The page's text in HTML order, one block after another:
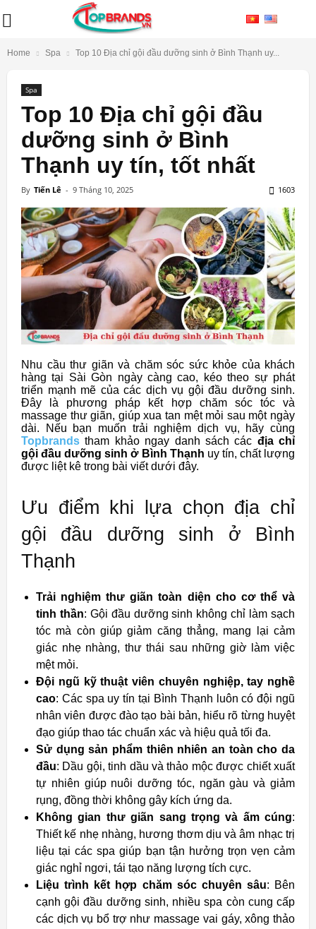
Home Spa Top 10 Địa chỉ gội đầu dưỡng sinh ở Bình Thạnh uy...
Spa
Top 10 Địa chỉ gội đầu
dưỡng sinh ở Bình
Thạnh uy tín, tốt nhất
By Tiến Lê - 9 Tháng 10, 2025 1603
Nhu cầu thư giãn và chăm sóc sức khỏe của khách
hàng tại Sài Gòn ngày càng cao, kéo theo sự phát
triển mạnh mẽ của các dịch vụ gội đầu dưỡng sinh.
Đây là phương pháp kết hợp chăm sóc tóc và
massage thư giãn, giúp xua tan mệt mỏi sau một ngày
dài. Nếu bạn muốn trải nghiệm dịch vụ, hãy cùng
Topbrands tham khảo ngay danh sách các địa chỉ
gội đầu dưỡng sinh ở Bình Thạnh uy tín, chất lượng
được liệt kê trong bài viết dưới đây.
Ưu điểm khi lựa chọn địa chỉ
gội đầu dưỡng sinh ở Bình
Thạnh
Trải nghiệm thư giãn toàn diện cho cơ thể và
tinh thần: Gội đầu dưỡng sinh không chỉ làm sạch
tóc mà còn giúp giảm căng thẳng, mang lại cảm
giác nhẹ nhàng, thư thái sau những giờ làm việc
mệt mỏi.
Đội ngũ kỹ thuật viên chuyên nghiệp, tay nghề
cao: Các spa uy tín tại Bình Thạnh luôn có đội ngũ
nhân viên được đào tạo bài bản, hiểu rõ từng huyệt
đạo giúp thao tác chuẩn xác và hiệu quả tối đa.
Sử dụng sản phẩm thiên nhiên an toàn cho da
đầu: Dầu gội, tinh dầu và thảo mộc được chiết xuất
tự nhiên giúp nuôi dưỡng tóc, ngăn gàu và giảm
rụng, đồng thời không gây kích ứng da.
Không gian thư giãn sang trọng và ấm cúng:
Thiết kế nhẹ nhàng, hương thơm dịu và âm nhạc trị
liệu tại các spa giúp bạn tận hưởng trọn vẹn cảm
giác nghỉ ngơi, tái tạo năng lượng tích cực.
Liệu trình kết hợp chăm sóc chuyên sâu: Bên
cạnh gội đầu dưỡng sinh, nhiều spa còn cung cấp
các dịch vụ bổ trợ như massage vai gáy, xông thảo